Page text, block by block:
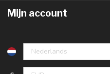
Mijn account